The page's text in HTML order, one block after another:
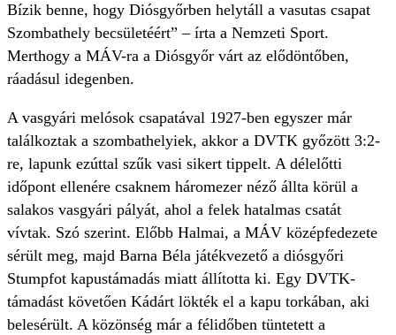
Bízik benne, hogy Diósgyőrben helytáll a vasutas csapat
Szombathely becsületéért” – írta a Nemzeti Sport.
Merthogy a MÁV-ra a Diósgyőr várt az elődöntőben,
ráadásul idegenben.
A vasgyári melósok csapatával 1927-ben egyszer már
találkoztak a szombathelyiek, akkor a DVTK győzött 3:2-
re, lapunk ezúttal szűk vasi sikert tippelt. A délelőtti
időpont ellenére csaknem háromezer néző állta körül a
salakos vasgyári pályát, ahol a felek hatalmas csatát
vívtak. Szó szerint. Előbb Halmai, a MÁV középfedezete
sérült meg, majd Barna Béla játékvezető a diósgyőri
Stumpfot kapustámadás miatt állította ki. Egy DVTK-
támadást követően Kádárt lökték el a kapu torkában, aki
belesérült. A közönség már a félidőben tüntetett a